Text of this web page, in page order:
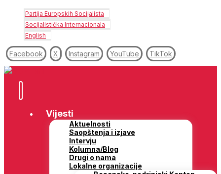
Partija Europskih Socijalista
Socijalistička Internacionala
English
Facebook X Instagram YouTube TikTok
Vijesti
Aktuelnosti
Saopštenja i izjave
Intervju
Kolumna/Blog
Drugi o nama
Lokalne organizacije